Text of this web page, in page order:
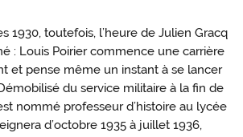
1930, toutefois, l’heure de Julien Gracq
: Louis Poirier commence une carrière
et pense même un instant à se lancer
du service militaire à la fin de
nommé professeur d’histoire au lycée
d’octobre 1935 à juillet 1936,